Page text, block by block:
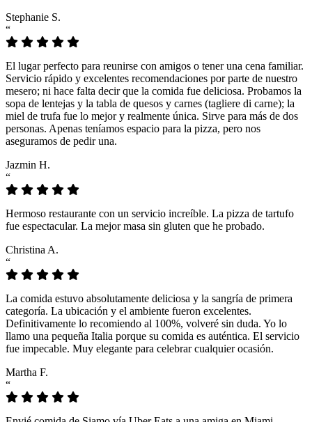
Stephanie S.
“
El lugar perfecto para reunirse con amigos o tener una cena familiar.
Servicio rápido y excelentes recomendaciones por parte de nuestro
mesero; ni hace falta decir que la comida fue deliciosa. Probamos la
sopa de lentejas y la tabla de quesos y carnes (tagliere di carne); la
miel de trufa fue lo mejor y realmente única. Sirve para más de dos
personas. Apenas teníamos espacio para la pizza, pero nos
aseguramos de pedir una.
Jazmin H.
“
Hermoso restaurante con un servicio increíble. La pizza de tartufo
fue espectacular. La mejor masa sin gluten que he probado.
Christina A.
“
La comida estuvo absolutamente deliciosa y la sangría de primera
categoría. La ubicación y el ambiente fueron excelentes.
Definitivamente lo recomiendo al 100%, volveré sin duda. Yo lo
llamo una pequeña Italia porque su comida es auténtica. El servicio
fue impecable. Muy elegante para celebrar cualquier ocasión.
Martha F.
“